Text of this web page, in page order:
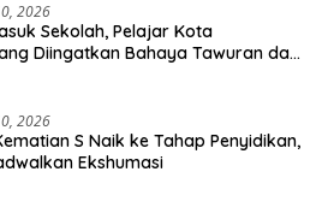
2026
Sekolah, Pelajar Kota
Diingatkan Bahaya Tawuran dan
2026
S Naik ke Tahap Penyidikan,
Ekshumasi